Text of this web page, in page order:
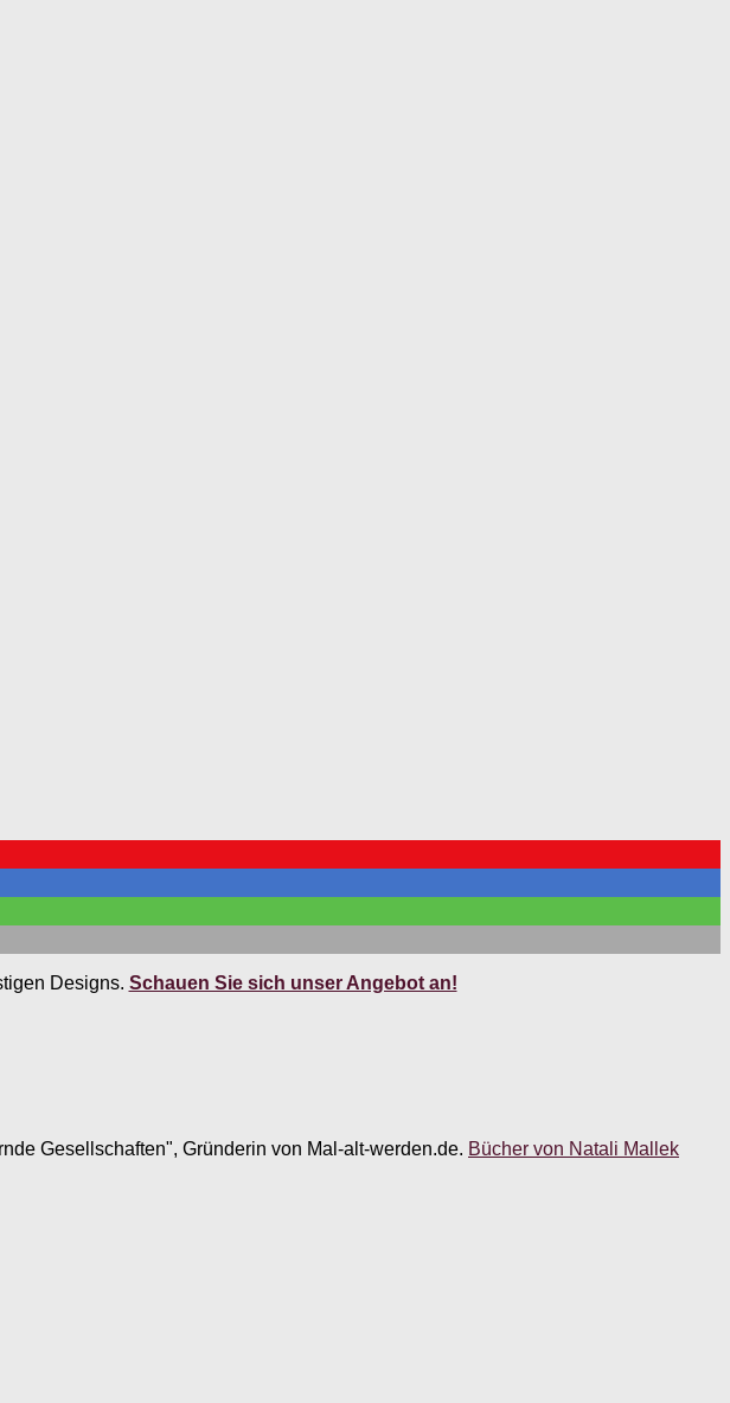
Designs. Schauen Sie sich unser Angebot an!
Gesellschaften", Gründerin von Mal-alt-werden.de. Bücher von Natali Mallek